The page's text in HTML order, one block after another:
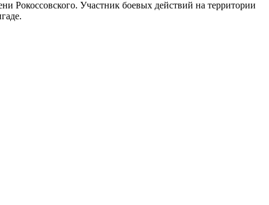
Рокоссовского. Участник боевых действий на территории